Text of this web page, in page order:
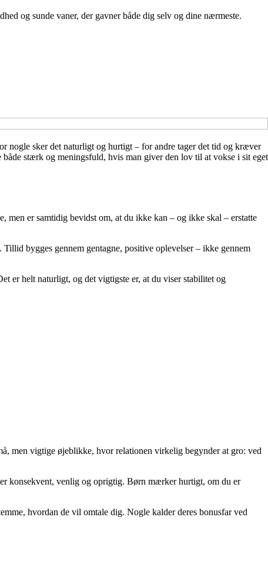
og sunde vaner, der gavner både dig selv og dine nærmeste.
nogle sker det naturligt og hurtigt – for andre tager det tid og kræver
stærk og meningsfuld, hvis man giver den lov til at vokse i sit eget
er samtidig bevidst om, at du ikke kan – og ikke skal – erstatte
bygges gennem gentagne, positive oplevelser – ikke gennem
er helt naturligt, og det vigtigste er, at du viser stabilitet og
men vigtige øjeblikke, hvor relationen virkelig begynder at gro: ved
konsekvent, venlig og oprigtig. Børn mærker hurtigt, om du er
hvordan de vil omtale dig. Nogle kalder deres bonusfar ved